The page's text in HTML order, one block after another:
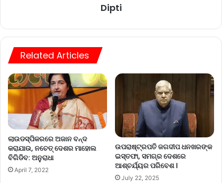
Dipti
Related Articles
ଲାଉଡସ୍ପିକରରେ ଅଜାନ ବନ୍ଦ
କରାଯାଉ, ନଚେତ୍ ଦେଶର ମାହୋଲ
ବିଗିଡିବ: ଅନୁରାଧା
April 7, 2022
ଉପରାଷ୍ଟ୍ରପତି ଜଗଦୀପ ଧନଖରଙ୍କ
ଇସ୍ତଫା, ସମଗ୍ର ଦେଶରେ
ଆଶ୍ଚର୍ଯ୍ୟର ପରିବେଶ ।
July 22, 2025